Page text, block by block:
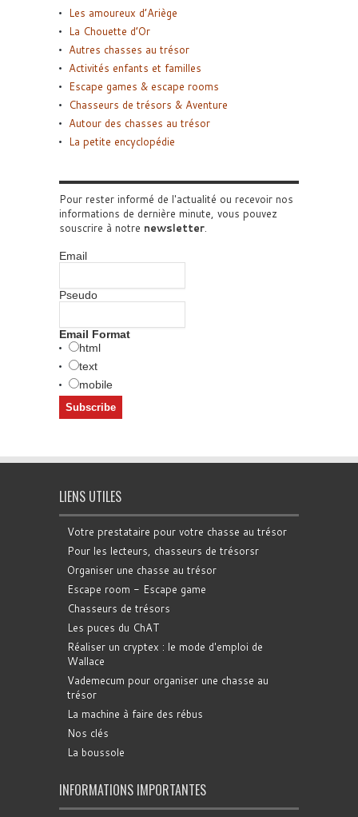
Les amoureux d’Ariège
La Chouette d’Or
Autres chasses au trésor
Activités enfants et familles
Escape games & escape rooms
Chasseurs de trésors & Aventure
Autour des chasses au trésor
La petite encyclopédie
Pour rester informé de l'actualité ou recevoir nos
informations de dernière minute, vous pouvez
souscrire à notre newsletter.
Email
Pseudo
Email Format
html
text
mobile
LIENS UTILES
Votre prestataire pour votre chasse au trésor
Pour les lecteurs, chasseurs de trésorsr
Organiser une chasse au trésor
Escape room - Escape game
Chasseurs de trésors
Les puces du ChAT
Réaliser un cryptex : le mode d'emploi de
Wallace
Vademecum pour organiser une chasse au
trésor
La machine à faire des rébus
Nos clés
La boussole
INFORMATIONS IMPORTANTES